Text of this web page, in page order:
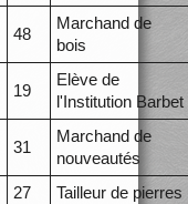
48
Marchand de
bois
19
Elève de
l'Institution Barbet
31
Marchand de
nouveautés
27 Tailleur de pierres